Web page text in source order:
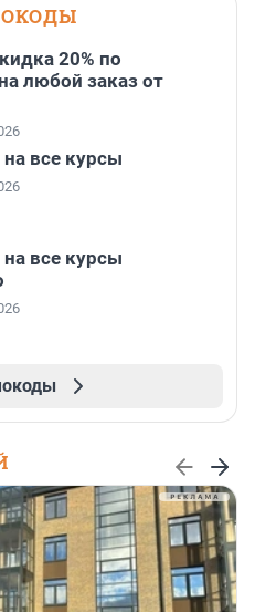
20% по
любой заказ от
все курсы
все курсы